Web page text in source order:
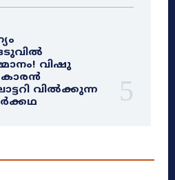
വിഷു
കാരൻ
വിൽക്കുന്ന